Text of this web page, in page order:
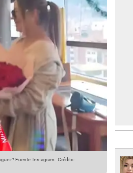
Fuente: Instagram -Crédito: